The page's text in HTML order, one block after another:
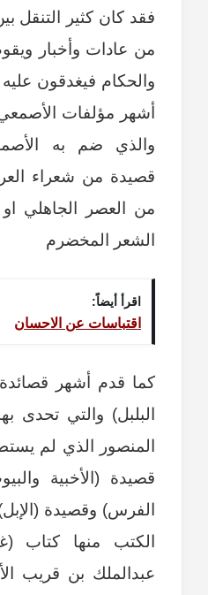
فقد كان كثير التنقل
من عادات وأخبار
والحكام فيغدقون عليه
أشهر مؤلفات
والذي ضم به
قصيدة من شعراء
من العصر الجاهلي او
الشعر المخضرم
اقرأ أيضاً:
اقتباسات عن الاحسان
كما قدم أشهر
البلبل) والتي تحدى
المنصور الذي لم
قصيدة (الأخبية
الفرس) وقصيدة
الكتب منها كتاب
عبدالملك بن قريب